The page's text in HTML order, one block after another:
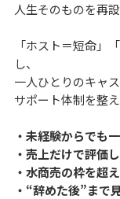
人生そのものを再
「ホスト＝短命」
し、
一人ひとりのキャ
サポート体制を整え
・未経験からでも
・売上だけで評価
・水商売の枠を超
・“辞めた後”まで